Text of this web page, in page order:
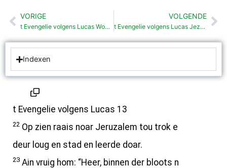
Vorige
VORIGE
t Evengelie volgens Lucas Woar of God zien Riek op liekt (13:18-21)
VOLGENDE
t Evengelie volgens Lucas Jezus klagt over Jeruzelem (13:31-35)
Indexen
t Evengelie volgens Lucas 13
22 Op zien raais noar Jeruzalem tou trok e
deur loug en stad en leerde doar.
23 Ain vruig hom: “Heer, binnen der bloots n